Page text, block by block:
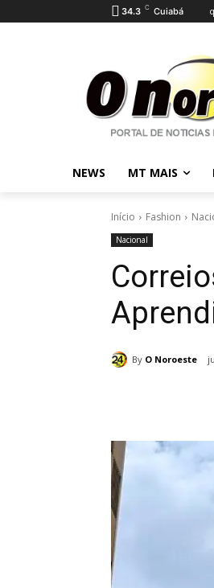
34.3 C Cuiabá
NEWS MT MAIS
Início Fashion
Nacional
By O Noroeste